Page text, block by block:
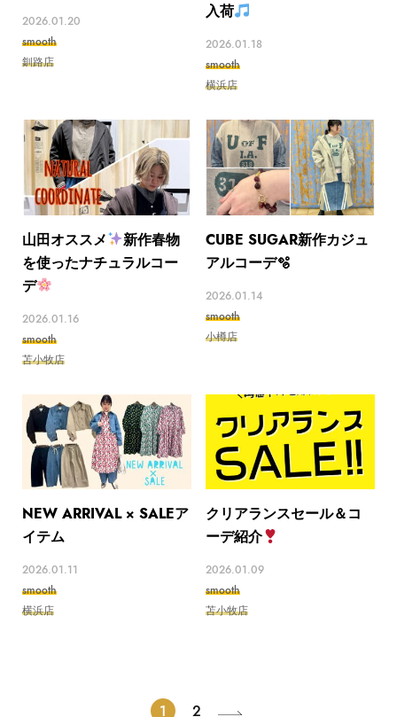
2026.01.20
smooth
釧路店
入荷
2026.01.18
smooth
横浜店
山田オススメ
新作春物
を使ったナチュラルコー
デ
2026.01.16
smooth
苫小牧店
CUBE SUGAR新作️️カジュ
アルコーデ🫧
2026.01.14
smooth
小樽店
NEW ARRIVAL × SALEア
イテム
2026.01.11
smooth
横浜店
クリアランスセール＆コ
ーデ紹介
2026.01.09
smooth
苫小牧店
1 2